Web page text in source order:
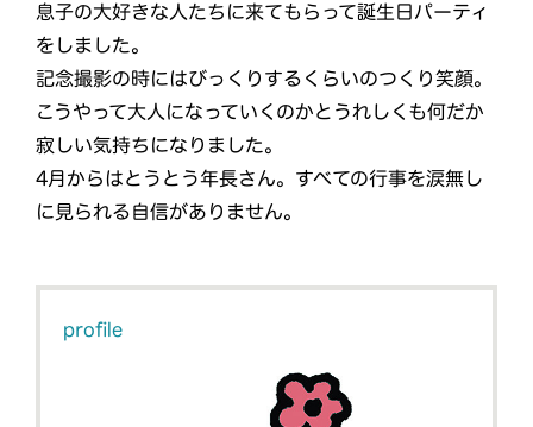
息子の大好きな人たちに来てもらって誕生日パーティ
をしました。
記念撮影の時にはびっくりするくらいのつくり笑顔。
こうやって大人になっていくのかとうれしくも何だか
寂しい気持ちになりました。
4月からはとうとう年長さん。すべての行事を涙無し
に見られる自信がありません。
profile